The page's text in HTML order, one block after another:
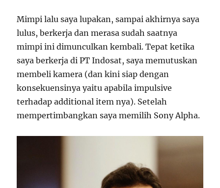
Mimpi lalu saya lupakan, sampai akhirnya saya
lulus, berkerja dan merasa sudah saatnya
mimpi ini dimunculkan kembali. Tepat ketika
saya berkerja di PT Indosat, saya memutuskan
membeli kamera (dan kini siap dengan
konsekuensinya yaitu apabila impulsive
terhadap additional item nya). Setelah
mempertimbangkan saya memilih Sony Alpha.